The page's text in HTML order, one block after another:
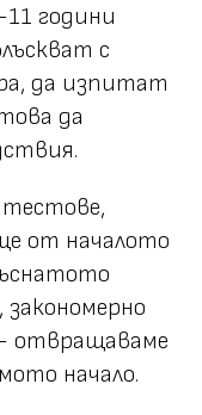
години
с
да изпитат
да
от началото
отвращаваме
начало.